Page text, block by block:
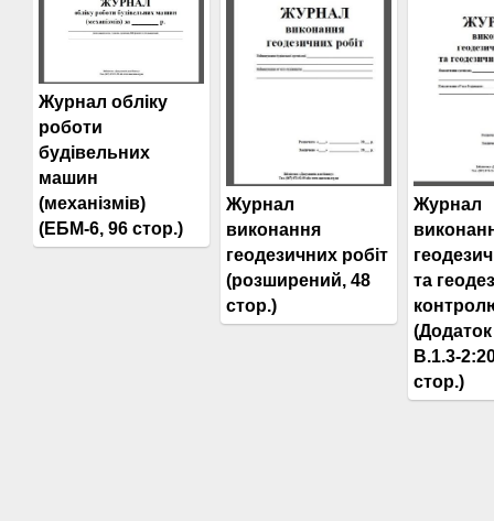
Журнал обліку
роботи
будівельних
машин
(механізмів)
(ЕБМ-6, 96 стор.)
Журнал
виконання
геодезичних робіт
(розширений, 48
стор.)
Журнал
та
В.1.3-
стор.)